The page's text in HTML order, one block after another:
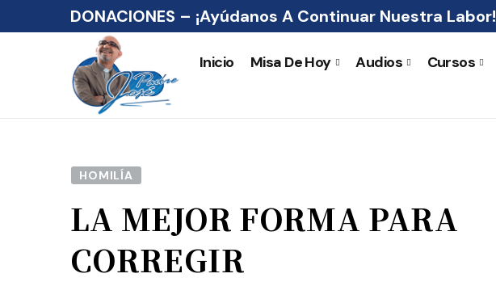
DONACIONES – ¡Ayúdanos A Continuar Nuestra Labor!
Inicio Misa De Hoy Audios Cursos
HOMILÍA
LA MEJOR FORMA PARA
CORREGIR